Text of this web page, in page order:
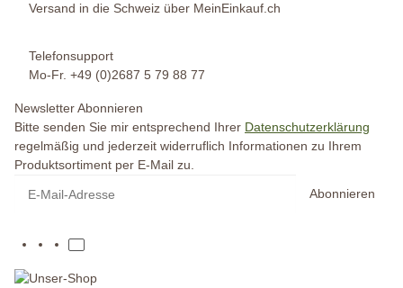
Versand in die Schweiz über MeinEinkauf.ch
Telefonsupport
Mo-Fr. +49 (0)2687 5 79 88 77
Newsletter Abonnieren
Bitte senden Sie mir entsprechend Ihrer Datenschutzerklärung
regelmäßig und jederzeit widerruflich Informationen zu Ihrem
Produktsortiment per E-Mail zu.
Abonnieren